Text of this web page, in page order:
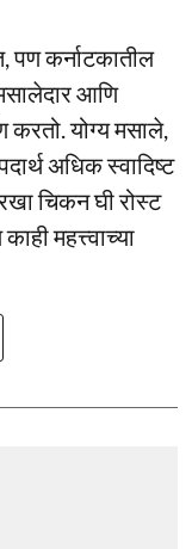
पण कर्नाटकातील
आणि
करतो. योग्य मसाले,
अधिक स्वादिष्ट
चिकन घी रोस्ट
महत्त्वाच्या